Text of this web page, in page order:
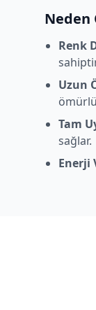
Neden
Renk
Uzun
Tam
sağlar.
Enerji